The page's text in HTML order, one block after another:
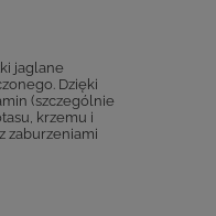
jaglane
Dzięki
(szczególnie
krzemu i
zaburzeniami